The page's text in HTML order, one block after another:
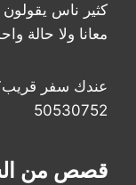
كثير ناس يقولون
معانا ولا حالة
عندك سفر
50530752
قصص من